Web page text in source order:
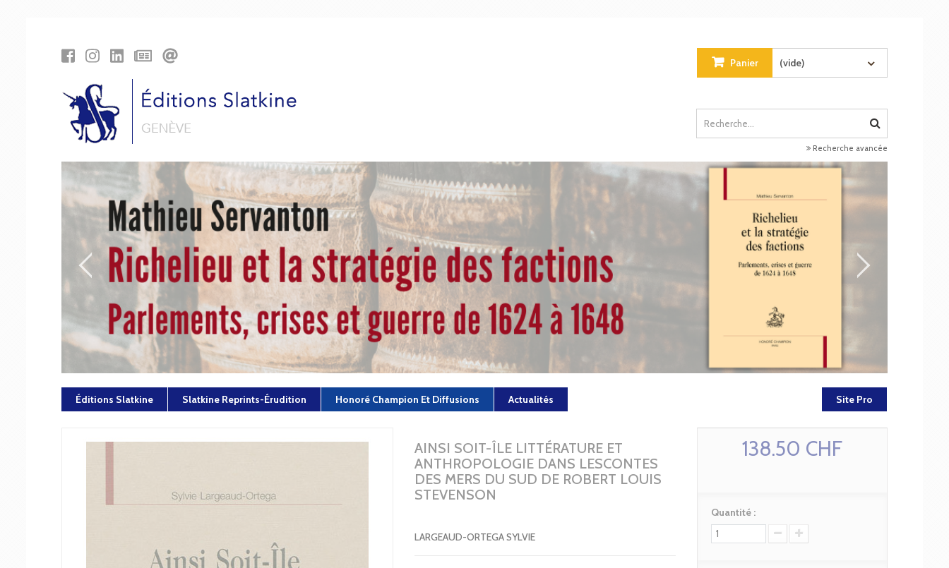
Panier (vide)
Recherche avancée
Éditions Slatkine Slatkine Reprints-Érudition Honoré Champion Et Diffusions Actualités Site Pro
AINSI SOIT-ÎLE LITTÉRATURE ET
ANTHROPOLOGIE DANS LESCONTES
DES MERS DU SUD DE ROBERT LOUIS
STEVENSON
LARGEAUD-ORTEGA SYLVIE
138.50 CHF
Quantité :